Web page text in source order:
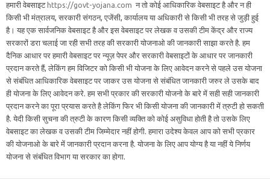
हमारी वेबसाइट https://govt-yojana.com न तो कोई आधिकारिक वेबसाइट है और न ही
किसी भी मंत्रालय, सरकारी संगठन, एजेंसी, कार्यालय या अधिकारी से किसी भी तरह से जुड़ी हुई
है। यह एक सार्वजनिक वेबसाइट है और इस वेबसाइट पर लेखक व उसकी टीम केंद्र और राज्य
सरकारों डरा चलाई जा रही सभी तरह की सरकारी योजनाओ की जानकारी साझा करते है. हम
दैनिक आधार पर हमारी वेबसाइट पर न्यूज़ पेपर और सरकारी वेबसाइटों के आधार पर जानकारी
प्रदान करते हैं, लेकिंग हम विजिटर को किसी भी योजना के लिए आवेदन करने से पहले उस योजना
से संबंधित आधिकारिक वेबसाइट पर जाकर उस योजना से संबंधित जानकारी जरुर ले उसके बाद
ही योजना के लिए आवेदन करे. हम सभी प्रकार की सरकारी योजनो के बारे में सही सही जानकारी
प्रदान करने का पूरा प्रयास करते है लेकिंग फिर भी किसी योजना की जानकारी में त्रुटी हो सकती
है. येदी किसी सुचना की त्रुटी के कारण किसी व्यक्ति को कोई असुविधा होती है तो उसके लिए
वेबसाइट का लेखक व उसकी टीम जिम्मेदार नहीं होगी. हमारा उदेश्य केवल आप को सभी प्रकार
की योजनाओ के बारे में जानकारी प्रदान करना है. योजना के लिए आप योग्य है या नहीं ये निर्णय
योजना से संबंधित विभाग या सरकार का होगा.